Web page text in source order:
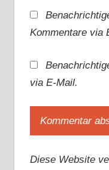
Kommentare via
via E-Mail.
Diese Website